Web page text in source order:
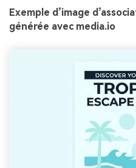
Exemple d’image
générée avec media.io